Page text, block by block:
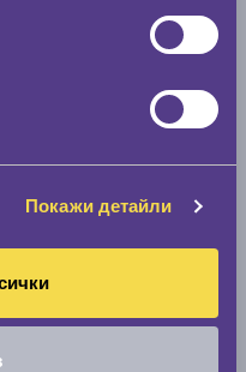
Покажи детайли
По марка автомобил